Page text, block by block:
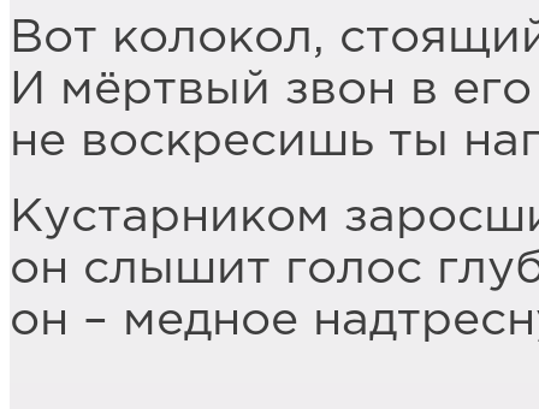
Вот колокол,
И мёртвый звон в
не воскресишь ты
Кустарником
он слышит голос
он – медное